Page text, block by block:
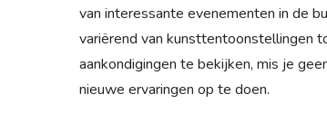
van interessante evenementen in de
variërend van kunsttentoonstellingen
aankondigingen te bekijken, mis je
nieuwe ervaringen op te doen.